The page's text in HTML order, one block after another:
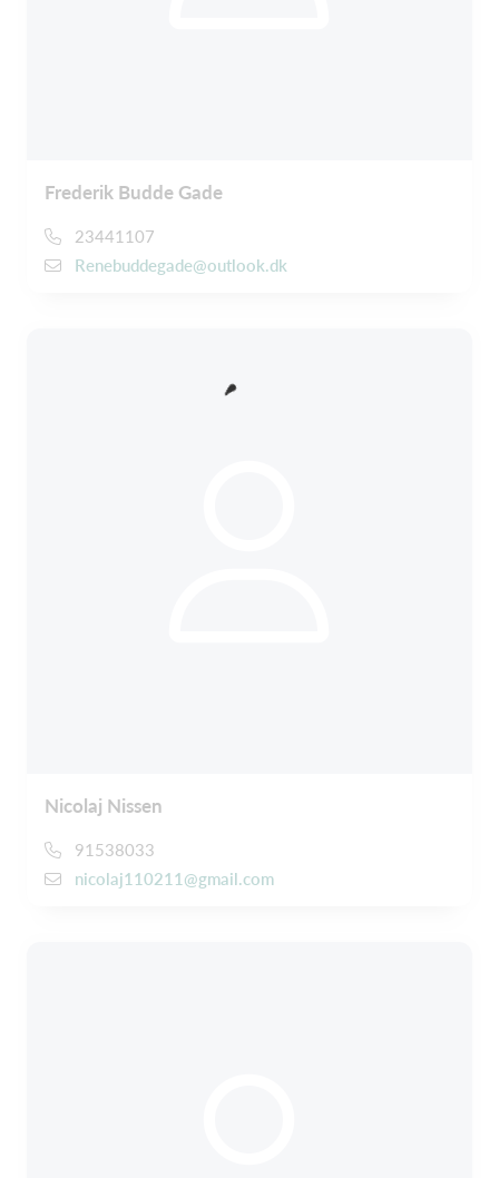
Frederik Budde Gade
23441107
Renebuddegade@outlook.dk
Nicolaj Nissen
91538033
nicolaj110211@gmail.com